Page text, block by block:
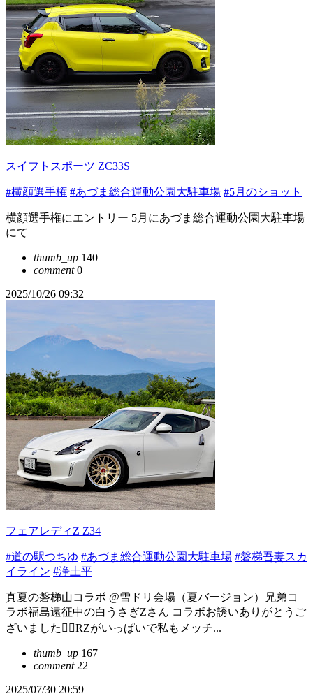
スイフトスポーツ ZC33S
#横顔選手権 #あづま総合運動公園大駐車場 #5月のショット
横顔選手権にエントリー 5月にあづま総合運動公園大駐車場
にて
thumb_up 140
comment0
2025/10/26 09:32
フェアレディZ Z34
#道の駅つちゆ #あづま総合運動公園大駐車場 #磐梯吾妻スカ
イライン #浄土平
真夏の磐梯山コラボ @雪ドリ会場（夏バージョン）兄弟コ
ラボ福島遠征中の白うさぎZさん コラボお誘いありがとうご
ざいました🙇‍♂️RZがいっぱいで私もメッチ...
thumb_up 167
comment22
2025/07/30 20:59